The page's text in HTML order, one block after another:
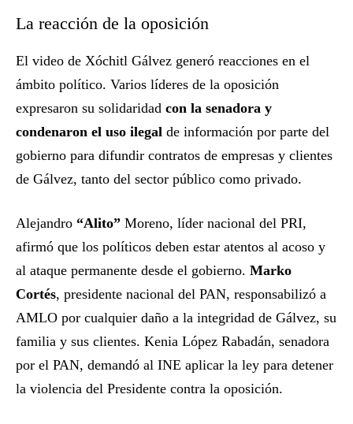
La reacción de la oposición
El video de Xóchitl Gálvez generó reacciones en el
ámbito político. Varios líderes de la oposición
expresaron su solidaridad con la senadora y
condenaron el uso ilegal de información por parte del
gobierno para difundir contratos de empresas y clientes
de Gálvez, tanto del sector público como privado.
Alejandro “Alito” Moreno, líder nacional del PRI,
afirmó que los políticos deben estar atentos al acoso y
al ataque permanente desde el gobierno. Marko
Cortés, presidente nacional del PAN, responsabilizó a
AMLO por cualquier daño a la integridad de Gálvez, su
familia y sus clientes. Kenia López Rabadán, senadora
por el PAN, demandó al INE aplicar la ley para detener
la violencia del Presidente contra la oposición.